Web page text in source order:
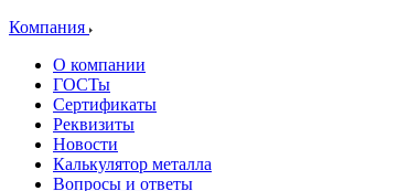
Компания
О компании
ГОСТы
Сертификаты
Реквизиты
Новости
Калькулятор металла
Вопросы и ответы